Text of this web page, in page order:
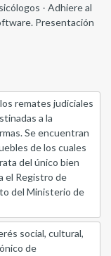
- Adhiere al
Presentación
remates judiciales
a la
Se encuentran
de los cuales
del único bien
el Registro de
del Ministerio de
social, cultural,
de